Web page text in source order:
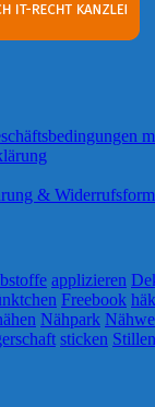
&
applizieren
Freebook
Nähpark
sticken Stillen